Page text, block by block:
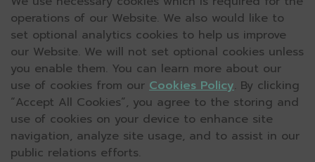
operations of our Website. We also would like to
set optional analytics cookies to help us improve
our Website. We will not set optional cookies unless
you enable them. You can learn more about our
use of cookies from our Cookies Policy. By clicking
“Accept All Cookies”, you agree to the storing and
use of cookies on your device to enhance site
navigation, analyze site usage, and to assist in our
public relations efforts.